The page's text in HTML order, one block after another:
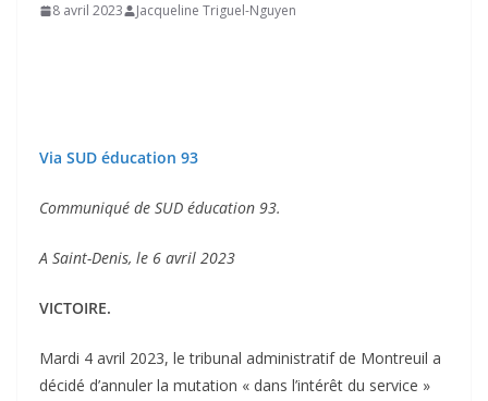
8 avril 2023 Jacqueline Triguel-Nguyen
Via SUD éducation 93
Communiqué de SUD éducation 93.
A Saint-Denis, le 6 avril 2023
VICTOIRE.
Mardi 4 avril 2023, le tribunal administratif de Montreuil a
décidé d’annuler la mutation « dans l’intérêt du service »